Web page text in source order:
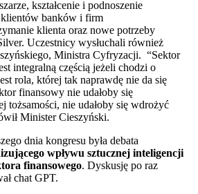
kształcenie i podnoszenie
banków i firm
klienta oraz nowe potrzeby
Uczestnicy wysłuchali również
Ministra Cyfryzacji. “Sektor
integralną częścią jeżeli chodzi o
rola, której tak naprawdę nie da się
finansowy nie udałoby się
tożsamości, nie udałoby się wdrożyć
Minister Cieszyński.
dnia kongresu była debata
wpływu sztucznej inteligencji
finansowego. Dyskusję po raz
chat GPT.